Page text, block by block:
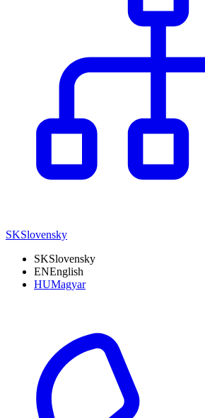
SKSlovensky
SKSlovensky
ENEnglish
HUMagyar